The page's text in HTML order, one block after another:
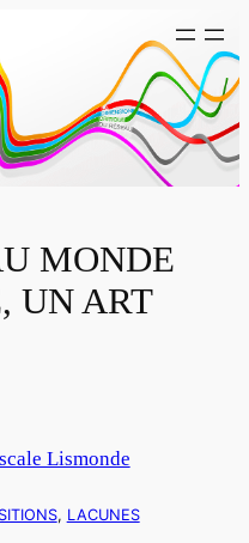
MONDE
UN ART
Lismonde
, LACUNES